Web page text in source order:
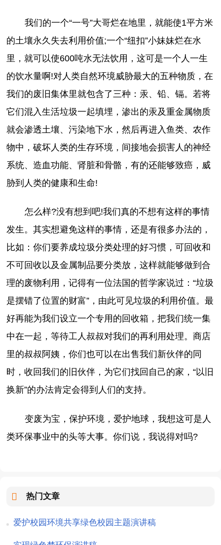
我们的一个“一号”大哥烂在地里，就能使1平方米
的土壤永久失去利用价值;一个“纽扣”小妹妹烂在水
里，就可以使600吨水无法饮用，这可是一个人一生
的饮水量啊!对人类自然环境威胁最大的五种物质，在
我们的废旧集体里就包含了三种：汞、铅、镉。若将
它们混入生活垃圾一起填埋，渗出的汞及重金属物质
就会渗透土壤、污染地下水，然后再进入鱼类、农作
物中，破坏人类的生存环境，间接地会损害人的神经
系统、造血功能、肾脏和骨骼，有的还能够致癌，威
胁到人类的健康和生命!
怎么样?没有想到吧!我们真的不想有这样的事情
发生。其实想避免这样的事情，还是有很多办法的，
比如：你们要养成垃圾分类处理的好习惯，可回收和
不可回收以及金属制品要分类放，这样就能够做到合
理的废物利用，记得有一位法国的哲学家说过：“垃圾
是摆错了位置的财富”，由此可见垃圾的利用价值。最
好再能为我们设立一个专用的回收箱，把我们统一集
中在一起，等待工人叔叔对我们的再利用处理。商店
里的叔叔阿姨，你们也可以在出售我们新伙伴的同
时，收回我们的旧伙伴，为它们找回自己的家，“以旧
换新”的办法肯定会得到人们的支持。
变废为宝，保护环境，爱护地球，我想这可是人
类环保事业中的头等大事。你们说，我说得对吗?
热门文章
爱护校园环境共享绿色校园主题演讲稿